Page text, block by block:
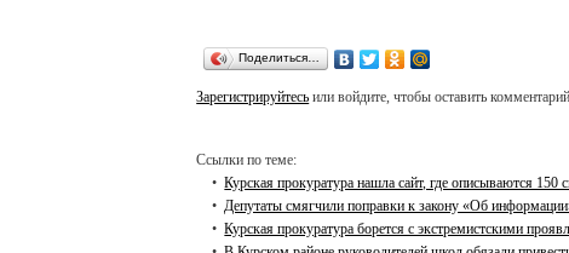
Поделиться…
Зарегистрируйтесь или войдите, чтобы оставить
Ссылки по теме:
Курская прокуратура нашла сайт, где описываются 150
Депутаты смягчили поправки к закону «Об
Курская прокуратура борется с экстремистскими